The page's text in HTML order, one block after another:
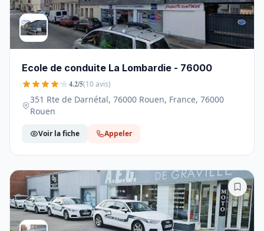
Ecole de conduite La Lombardie - 76000
4.2/5(10 avis)
351 Rte de Darnétal, 76000 Rouen, France, 76000
Rouen
Voir la fiche Appeler